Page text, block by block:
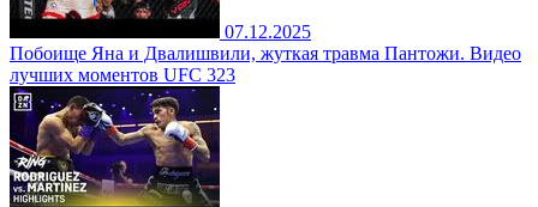
07.12.2025
Побоище Яна и Двалишвили, жуткая травма Пантожи. Видео
лучших моментов UFC 323